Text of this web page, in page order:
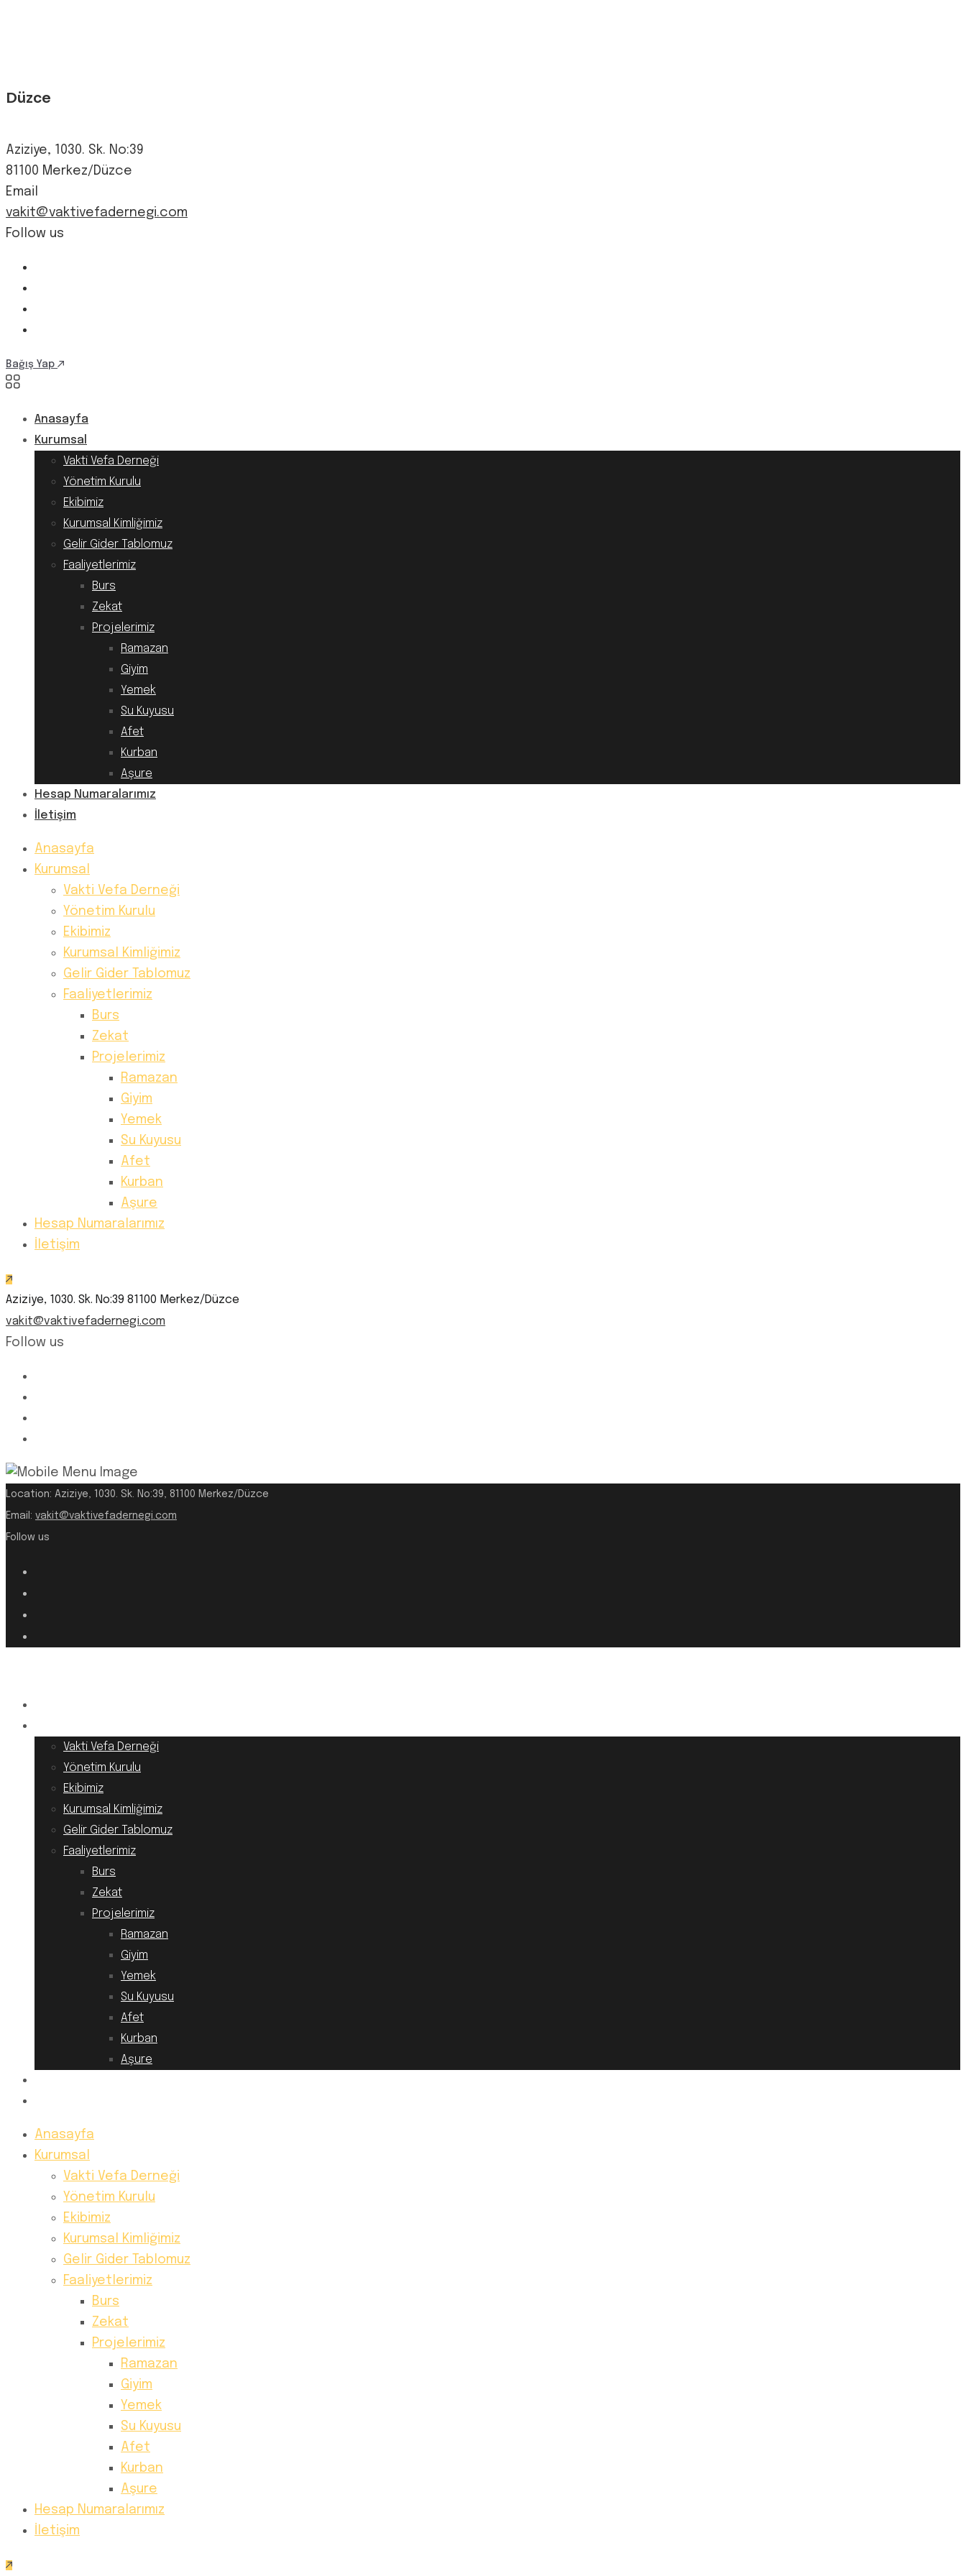
Düzce
Aziziye, 1030. Sk. No:39
81100 Merkez/Düzce
Email
vakit@vaktivefadernegi.com
Follow us
Bağış Yap
Anasayfa
Kurumsal
Vakti Vefa Derneği
Yönetim Kurulu
Ekibimiz
Kurumsal Kimliğimiz
Gelir Gider Tablomuz
Faaliyetlerimiz
Burs
Zekat
Projelerimiz
Ramazan
Giyim
Yemek
Su Kuyusu
Afet
Kurban
Aşure
Hesap Numaralarımız
İletişim
Anasayfa
Kurumsal
Vakti Vefa Derneği
Yönetim Kurulu
Ekibimiz
Kurumsal Kimliğimiz
Gelir Gider Tablomuz
Faaliyetlerimiz
Burs
Zekat
Projelerimiz
Ramazan
Giyim
Yemek
Su Kuyusu
Afet
Kurban
Aşure
Hesap Numaralarımız
İletişim
Aziziye, 1030. Sk. No:39 81100 Merkez/Düzce
vakit@vaktivefadernegi.com
Follow us
Location: Aziziye, 1030. Sk. No:39, 81100 Merkez/Düzce
Email: vakit@vaktivefadernegi.com
Follow us
Vakti Vefa Derneği
Yönetim Kurulu
Ekibimiz
Kurumsal Kimliğimiz
Gelir Gider Tablomuz
Faaliyetlerimiz
Burs
Zekat
Projelerimiz
Ramazan
Giyim
Yemek
Su Kuyusu
Afet
Kurban
Aşure
Anasayfa
Kurumsal
Vakti Vefa Derneği
Yönetim Kurulu
Ekibimiz
Kurumsal Kimliğimiz
Gelir Gider Tablomuz
Faaliyetlerimiz
Burs
Zekat
Projelerimiz
Ramazan
Giyim
Yemek
Su Kuyusu
Afet
Kurban
Aşure
Hesap Numaralarımız
İletişim